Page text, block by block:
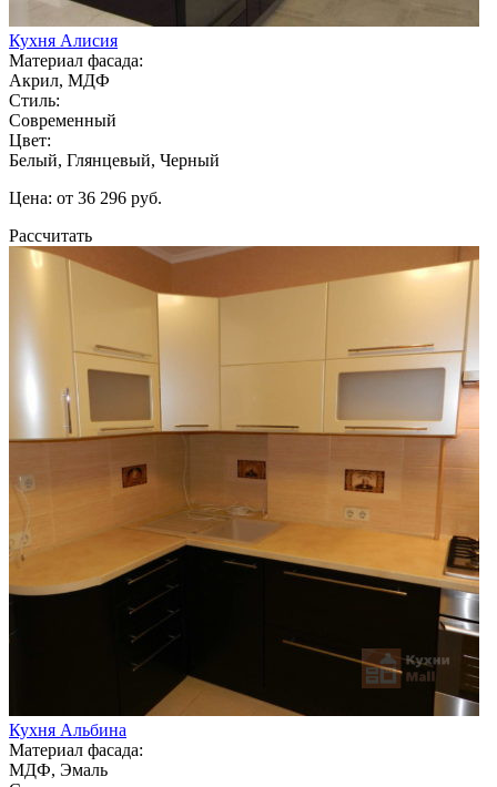
Кухня Алисия
Материал фасада:
Акрил, МДФ
Стиль:
Современный
Цвет:
Белый, Глянцевый, Черный
Цена: от 36 296 руб.
Рассчитать
Кухня Альбина
Материал фасада:
МДФ, Эмаль